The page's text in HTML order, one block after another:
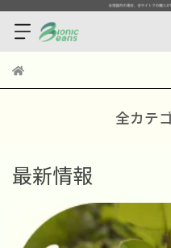
全カテ
最新情報